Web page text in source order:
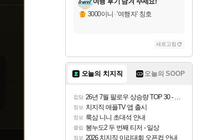
3000이니 ·'여행자' 칭호
새로고침
오늘의 치지직 오늘의 SOOP
잡담 26년 7월 팔로우 상승량 TOP 30 - 월간 치지직
정보 치지직 애플TV 앱 출시
정보 룩삼 니니 초대석 안내
클립 봉누도2 두 번째 티저 - 일상
정보 2026 치지직 이리대회 오픈컵 안내